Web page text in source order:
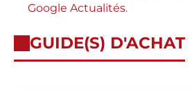
Google Actualités.
GUIDE(S) D'ACHAT